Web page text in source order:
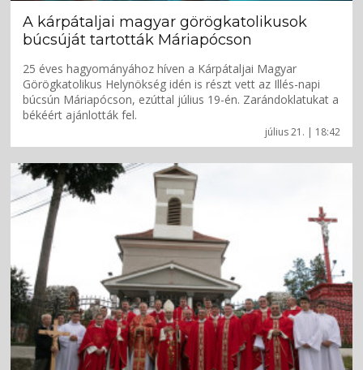
július 21. | 18:42
A kárpátaljai magyar görögkatolikusok
búcsúját tartották Máriapócson
25 éves hagyományához híven a Kárpátaljai Magyar
Görögkatolikus Helynökség idén is részt vett az Illés-napi
búcsún Máriapócson, ezúttal július 19-én. Zarándoklatukat a
békéért ajánlották fel.